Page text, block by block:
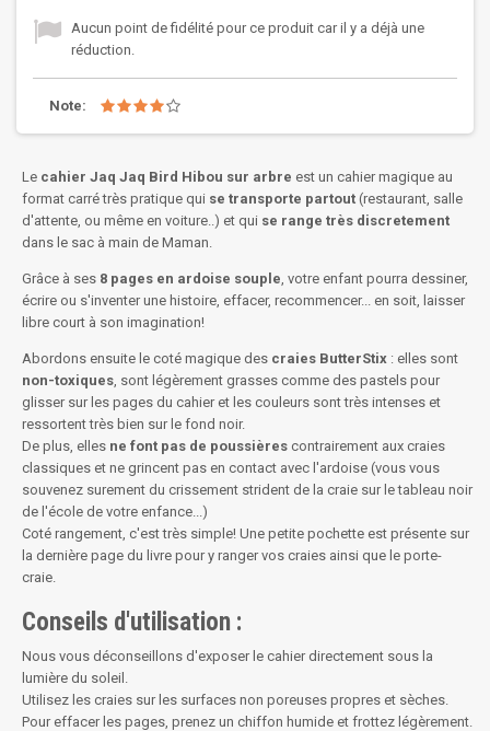
Aucun point de fidélité pour ce produit car il y a déjà une
réduction.
Note:
Le cahier Jaq Jaq Bird Hibou sur arbre est un cahier magique au
format carré très pratique qui se transporte partout (restaurant, salle
d'attente, ou même en voiture..) et qui se range très discretement
dans le sac à main de Maman.
Grâce à ses 8 pages en ardoise souple, votre enfant pourra dessiner,
écrire ou s'inventer une histoire, effacer, recommencer... en soit, laisser
libre court à son imagination!
Abordons ensuite le coté magique des craies ButterStix : elles sont
non-toxiques, sont légèrement grasses comme des pastels pour
glisser sur les pages du cahier et les couleurs sont très intenses et
ressortent très bien sur le fond noir.
De plus, elles ne font pas de poussières contrairement aux craies
classiques et ne grincent pas en contact avec l'ardoise (vous vous
souvenez surement du crissement strident de la craie sur le tableau noir
de l'école de votre enfance...)
Coté rangement, c'est très simple! Une petite pochette est présente sur
la dernière page du livre pour y ranger vos craies ainsi que le porte-
craie.
Conseils d'utilisation :
Nous vous déconseillons d'exposer le cahier directement sous la
lumière du soleil.
Utilisez les craies sur les surfaces non poreuses propres et sèches.
Pour effacer les pages, prenez un chiffon humide et frottez légèrement.